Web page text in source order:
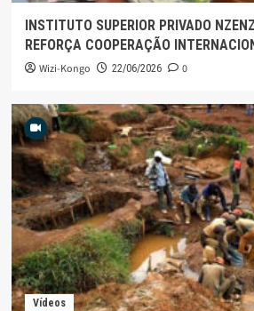
INSTITUTO SUPERIOR PRIVADO
REFORÇA COOPERAÇÃO
Wizi-Kongo 22/06/2026 0
Vídeos